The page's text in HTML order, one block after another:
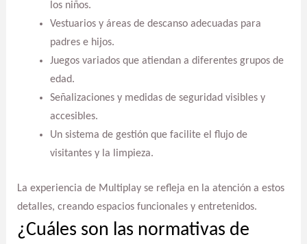
los niños.
Vestuarios y áreas de descanso adecuadas para
padres e hijos.
Juegos variados que atiendan a diferentes grupos de
edad.
Señalizaciones y medidas de seguridad visibles y
accesibles.
Un sistema de gestión que facilite el flujo de
visitantes y la limpieza.
La experiencia de Multiplay se refleja en la atención a estos
detalles, creando espacios funcionales y entretenidos.
¿Cuáles son las normativas de